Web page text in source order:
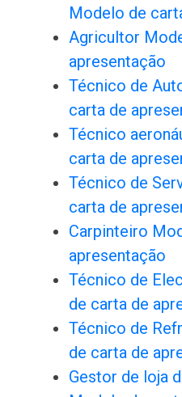
Modelo de
Agricultor
apresentação
Técnico de
carta de
Técnico
carta de
Técnico de
carta de
Carpinteiro
apresentação
Técnico de
de carta de
Técnico de
de carta de
Gestor de loja